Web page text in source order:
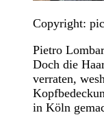
Copyright:
Pietro
Doch die
verraten,
in Köln